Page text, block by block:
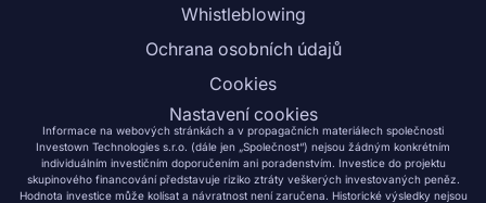
Whistleblowing
Ochrana osobních údajů
Cookies
Nastavení cookies
Informace na webových stránkách a v propagačních materiálech společnosti
Investown Technologies s.r.o. (dále jen „Společnost“) nejsou žádným konkrétním
individuálním investičním doporučením ani poradenstvím. Investice do projektu
skupinového financování představuje riziko ztráty veškerých investovaných peněz.
Hodnota investice může kolísat a návratnost není zaručena. Historické výsledky nejsou